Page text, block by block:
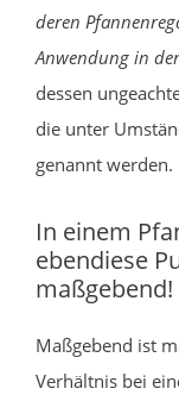
deren
Anwendung in
dessen
die unter
genannt werden.
In einem
ebendiese
maßgebend!
Maßgebend ist
Verhältnis bei